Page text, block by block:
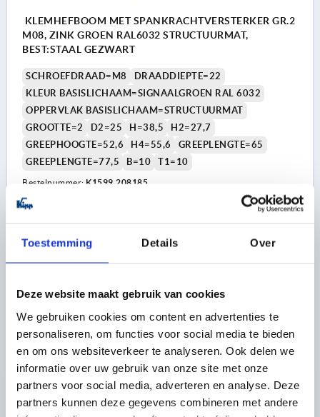
Toestemming Details Over
Deze website maakt gebruik van cookies
We gebruiken cookies om content en advertenties te
personaliseren, om functies voor social media te bieden
en om ons websiteverkeer te analyseren. Ook delen we
informatie over uw gebruik van onze site met onze
partners voor social media, adverteren en analyse. Deze
partners kunnen deze gegevens combineren met andere
KLEMHEFBOOM MET SPANKRACHTVERSTERKER GR.2
M08, ZINK GROEN RAL6032 STRUCTUURMAT,
BEST:STAAL GEZWART
SCHROEFDRAAD=M8
DRAADDIEPTE=22
KLEUR BASISLICHAAM=SIGNAALGROEN RAL 6032
OPPERVLAK BASISLICHAAM=STRUCTUURMAT
GROOTTE=2
D2=25 H=38,5
H2=27,7
GREEPHOOGTE=52,6
H4=55,6
GREEPLENGTE=65
GREEPLENGTE=77,5
B=10 T1=10
Bestelnummer: K1599.208185
plus verzendkosten
KLEMHEFBOOM MET SPANKRACHTVERSTERKER GR.2